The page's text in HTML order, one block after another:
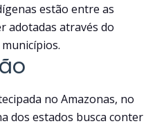
estão entre as
adotadas através do
no Amazonas, no
dos estados busca conter